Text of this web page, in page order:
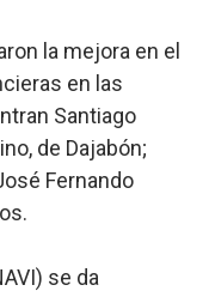
la mejora en el
en las
Santiago
de Dajabón;
Fernando
se da